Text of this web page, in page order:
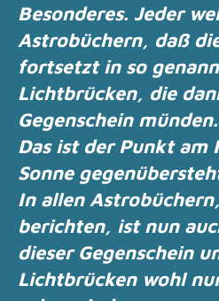
Besonderes. Jeder
Astrobüchern, daß
fortsetzt in so
Lichtbrücken, die
Gegenschein münden.
Das ist der Punkt am
Sonne
In allen
berichten, ist nun
dieser Gegenschein
Lichtbrücken wohl